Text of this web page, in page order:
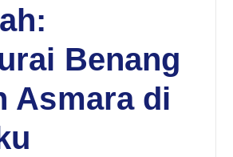
Benang
Asmara di